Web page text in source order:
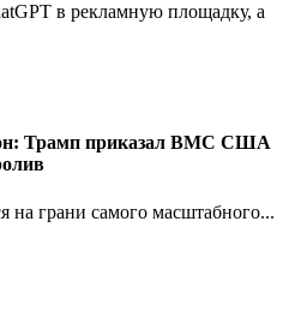
в рекламную площадку, а
Трамп приказал ВМС США
на грани самого масштабного...